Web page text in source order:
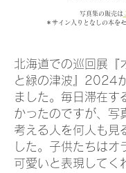
写真集の販売は
＊サイン入りとなしの本を
北海道での巡回展『
と緑の津波』2024
ました。毎日滞在す
かったのですが、写
考える人を何人も見
した。子供たちはオ
可愛いと表現してく